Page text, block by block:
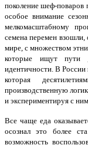
поколение шеф-поваров
особое внимание
мелкомасштабному
семена перемен
мире, с множеством
которые ищут пути
идентичности. В России
которая
производственную
и экспериментируя с
Все чаще еда
осознал это более
возможность